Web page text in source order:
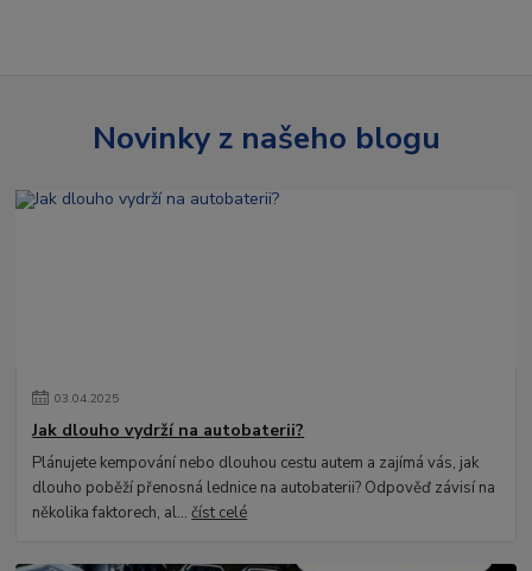
Novinky z našeho blogu
03.04.2025
Jak dlouho vydrží na autobaterii?
Plánujete kempování nebo dlouhou cestu autem a zajímá vás, jak
dlouho poběží přenosná lednice na autobaterii? Odpověď závisí na
několika faktorech, al...číst celé